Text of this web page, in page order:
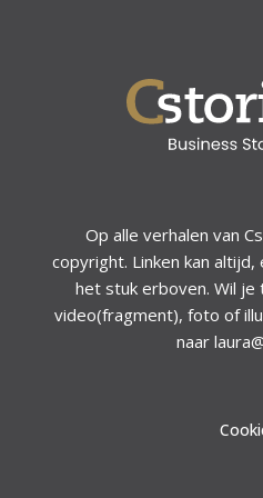
Op alle verhalen van
copyright. Linken kan
het stuk erboven. Wil
video(fragment), foto of
naar